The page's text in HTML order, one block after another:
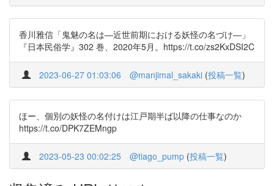
香川雅信「鬼魅の名は―近世前期における妖怪の名づけ―」
『日本民俗学』302 巻、2020年5月。https://t.co/zs2KxDSI2C
2023-06-27 01:03:06 @manjimal_sakaki (投稿一覧)
ほー、個別の妖怪の名付けは江戸期半ば以降の仕事なのか
https://t.co/DPK7ZEMngp
2023-05-23 00:02:25 @tiago_pump (投稿一覧)